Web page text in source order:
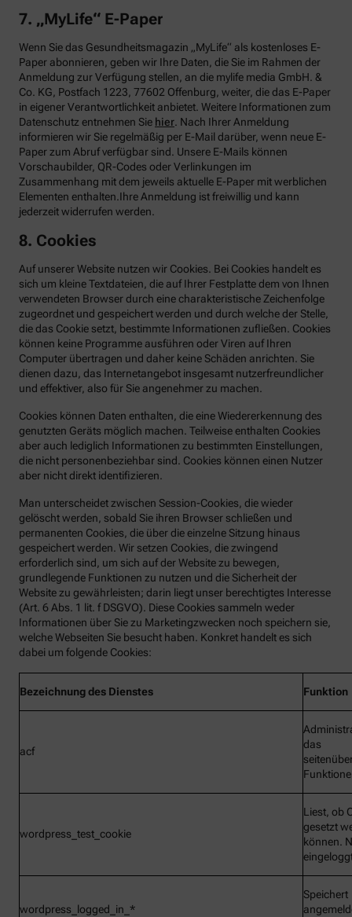
7. „MyLife“ E-Paper
Wenn Sie das Gesundheitsmagazin „MyLife“ als kostenloses E-
Paper abonnieren, geben wir Ihre Daten, die Sie im Rahmen der
Anmeldung zur Verfügung stellen, an die mylife media GmbH. &
Co. KG, Postfach 1223, 77602 Offenburg, weiter, die das E-Paper
in eigener Verantwortlichkeit anbietet. Weitere Informationen zum
Datenschutz entnehmen Sie hier . Nach Ihrer Anmeldung
informieren wir Sie regelmäßig per E-Mail darüber, wenn neue E-
Paper zum Abruf verfügbar sind. Unsere E-Mails können
Vorschaubilder, QR-Codes oder Verlinkungen im
Zusammenhang mit dem jeweils aktuelle E-Paper mit werblichen
Elementen enthalten.Ihre Anmeldung ist freiwillig und kann
jederzeit widerrufen werden.
8. Cookies
Auf unserer Website nutzen wir Cookies. Bei Cookies handelt es
sich um kleine Textdateien, die auf Ihrer Festplatte dem von Ihnen
verwendeten Browser durch eine charakteristische Zeichenfolge
zugeordnet und gespeichert werden und durch welche der Stelle,
die das Cookie setzt, bestimmte Informationen zufließen. Cookies
können keine Programme ausführen oder Viren auf Ihren
Computer übertragen und daher keine Schäden anrichten. Sie
dienen dazu, das Internetangebot insgesamt nutzerfreundlicher
und effektiver, also für Sie angenehmer zu machen.
Cookies können Daten enthalten, die eine Wiedererkennung des
genutzten Geräts möglich machen. Teilweise enthalten Cookies
aber auch lediglich Informationen zu bestimmten Einstellungen,
die nicht personenbeziehbar sind. Cookies können einen Nutzer
aber nicht direkt identifizieren.
Man unterscheidet zwischen Session-Cookies, die wieder
gelöscht werden, sobald Sie ihren Browser schließen und
permanenten Cookies, die über die einzelne Sitzung hinaus
gespeichert werden. Wir setzen Cookies, die zwingend
erforderlich sind, um sich auf der Website zu bewegen,
grundlegende Funktionen zu nutzen und die Sicherheit der
Website zu gewährleisten; darin liegt unser berechtigtes Interesse
(Art. 6 Abs. 1 lit. f DSGVO). Diese Cookies sammeln weder
Informationen über Sie zu Marketingzwecken noch speichern sie,
welche Webseiten Sie besucht haben. Konkret handelt es sich
dabei um folgende Cookies:
Bezeichnungdes Dienstes Funktion
acf
das
wordpress_test_cookie
Liest, ob
gesetzt
können.
wordpress_logged_in_*
Speichert